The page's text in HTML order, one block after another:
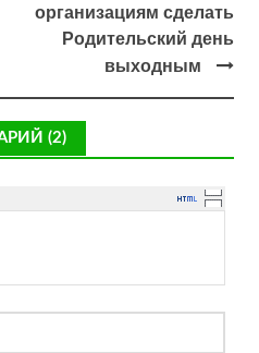
организациям сделать
Родительский день
выходным
(2)